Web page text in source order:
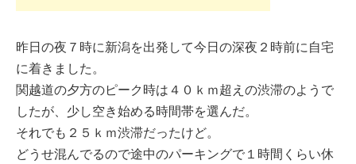
昨日の夜７時に新潟を出発して今日の深夜２時前に自宅
に着きました。
関越道の夕方のピーク時は４０ｋｍ超えの渋滞のようで
したが、少し空き始める時間帯を選んだ。
それでも２５ｋｍ渋滞だったけど。
どうせ混んでるので途中のパーキングで１時間くらい休